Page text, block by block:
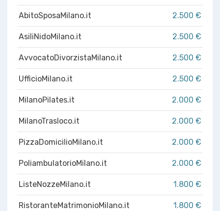
AbitoSposaMilano.it 2.500 €
AsiliNidoMilano.it 2.500 €
AvvocatoDivorzistaMilano.it 2.500 €
UfficioMilano.it 2.500 €
MilanoPilates.it 2.000 €
MilanoTrasloco.it 2.000 €
PizzaDomicilioMilano.it 2.000 €
PoliambulatorioMilano.it 2.000 €
ListeNozzeMilano.it 1.800 €
RistoranteMatrimonioMilano.it 1.800 €